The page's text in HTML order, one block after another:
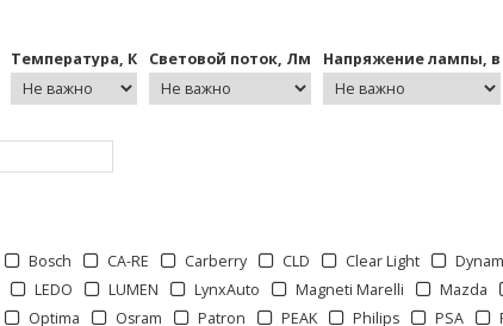
Температура, К Световой поток, Лм Напряжение лампы, в
Bosch CA-RE Carberry CLD Clear Light
LEDO LUMEN LynxAuto Magneti Marelli Mazda
Optima Osram Patron PEAK Philips PSA